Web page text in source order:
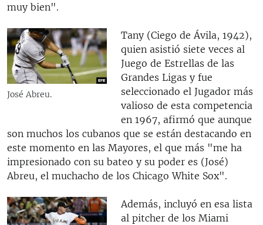
muy bien".
José Abreu.
Tany (Ciego de Ávila, 1942),
quien asistió siete veces al
Juego de Estrellas de las
Grandes Ligas y fue
seleccionado el Jugador más
valioso de esta competencia
en 1967, afirmó que aunque
son muchos los cubanos que se están destacando en
este momento en las Mayores, el que más "me ha
impresionado con su bateo y su poder es (José)
Abreu, el muchacho de los Chicago White Sox".
Además, incluyó en esa lista
al pitcher de los Miami